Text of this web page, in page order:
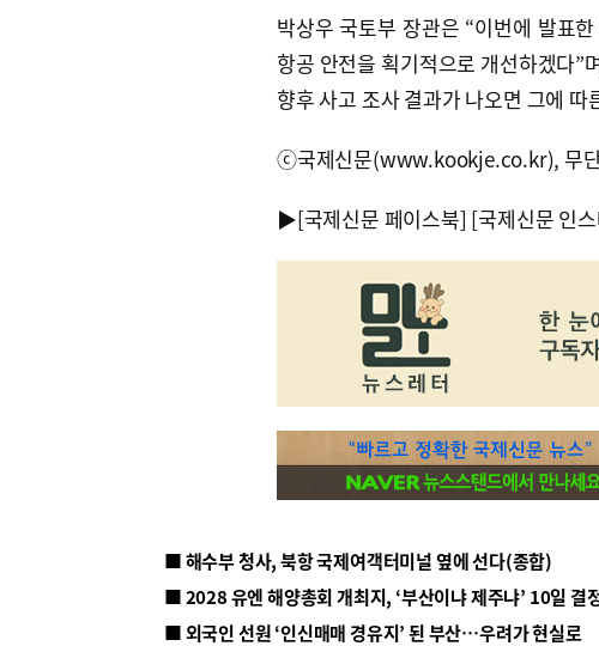
박상우 국토부 장관은 “이번에 발표
항공 안전을 획기적으로 개선하겠다”
향후 사고 조사 결과가 나오면 그에
ⓒ국제신문(www.kookje.co.kr), 무단
▶[국제신문 페이스북] [국제신문 인
■ 해수부 청사, 북항 국제여객터미널 옆에 선다(종합)
■ 2028 유엔 해양총회 개최지, ‘부산이냐 제주냐’ 10일 결
■ 외국인 선원 ‘인신매매 경유지’ 된 부산…우려가 현실로